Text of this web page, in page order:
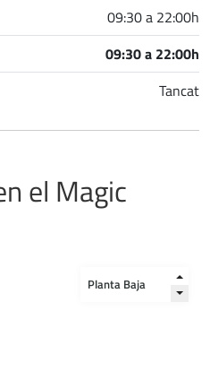
09:30 a 22:00h
09:30 a 22:00h
Tancat
el Magic